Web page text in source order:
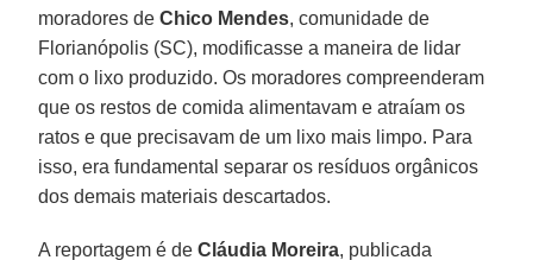
moradores deChico Mendes, comunidade de
Florianópolis (SC), modificasse a maneira de lidar
com o lixo produzido. Os moradores compreenderam
que os restos de comida alimentavam e atraíam os
ratos e que precisavam de um lixo mais limpo. Para
isso, era fundamental separar os resíduos orgânicos
dos demais materiais descartados.
A reportagem é deCláudia Moreira, publicada